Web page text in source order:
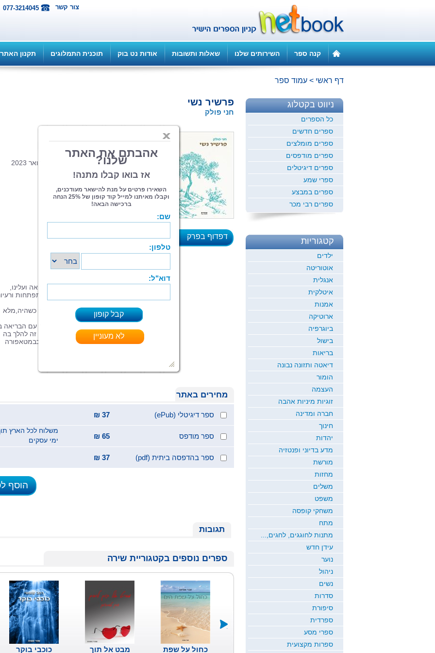
077-3214045 צור קשר
קנה ספר השירותים שלנו שאלות ותשובות אודות נט בוק תוכנית התמלוגים תקנון האתר
דף ראשי > עמוד ספר
פרשיר נשי
חני פולק
דפדוף בפרק
כריכה רכה, 66 עמ', פורמט 14.5/21, פברואר 2023
כל אחת
ולהזכיר
לסביבתה
קדושה היא
ויש בה כוח
לא לשכוח
הבטחה ישנה
באהבה ובאמונה.
אלפי שנים ושינויים עברו ועוברים על הבריאה ועלינו,
מהפכות, אסונות, מלחמות וגם קדמה, התפתחות
חדשים.
אך האדם בבסיסו, ברגשותיו ובנפשו נשאר כשהיה,מלא
תהייה, רצון לעשייה, ובוחר בכל רגע...
והתורה היא לו מפה שלא השתנתה,נוצרה עם הבריאה
בוראה והכול נכתב בה.לקרוא את הפרשה, זה להלך בה
ולמצוא את עצמי,את דורי, את המציאות כבמטאפורה
מחירים באתר
ספר דיגיטלי (ePub) 37 ₪
ספר מודפס 65 ₪ ימי עסקים
ספר בהדפסה ביתית (pdf) 37 ₪
הוסף
תגובות
ספרים נוספים בקטגוריית שירה
כוכבי בוקר
מבט אל תוך
כחול על שפת
אל תקראו את
יחד לכודים.....
ניווט בקטלוג
כל הספרים
ספרים חדשים
ספרים מומלצים
ספרים מודפסים
ספרים דיגיטלים
ספרי שמע
ספרים במבצע
ספרים רבי מכר
קטגוריות
ילדים
אוטוריטה
אנגלית
איטלקית
אמנות
ארוטיקה
ביוגרפיה
בישול
בריאות
דיאטה ותזונה נבונה
הומור
העצמה
זוגיות מיניות אהבה
חברה ומדינה
חינוך
יהדות
מדע בדיוני ופנטזיה
מורשת
מחזות
משלים
משפט
משחקי קופסה
מתח
מתנות לחוגגים, לחגים,...
עידן חדש
נוער
ניהול
נשים
סדרות
סיפורת
ספרדית
ספרי מסע
ספרות מקצועית